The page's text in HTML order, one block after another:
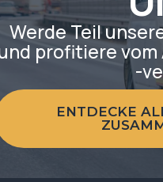
Werde Teil
profitiere
-
ENTDECKE